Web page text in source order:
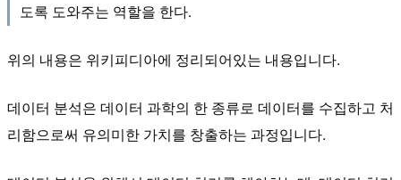
도록 도와주는 역할을 한다.
위의 내용은 위키피디아에 정리되어있는 내용입니다.
데이터 분석은 데이터 과학의 한 종류로 데이터를 수집하고 처
리함으로써 유의미한 가치를 창출하는 과정입니다.